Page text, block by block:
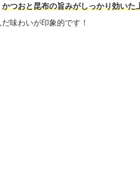
かつおと昆布の旨みがしっかり効いた
味わいが印象的です！